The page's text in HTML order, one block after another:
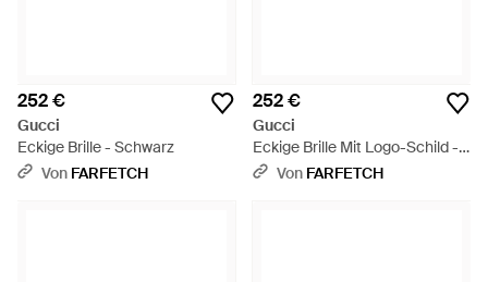
252 €
Gucci
Eckige Brille - Schwarz
Von FARFETCH
252 €
Gucci
Eckige Brille Mit Logo-Schild -
Schwarz
Von FARFETCH